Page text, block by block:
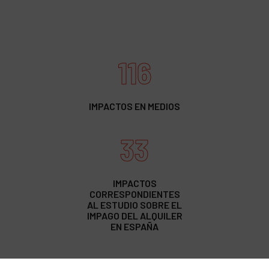
116
IMPACTOS EN MEDIOS
33
IMPACTOS
CORRESPONDIENTES
AL ESTUDIO SOBRE EL
IMPAGO DEL ALQUILER
EN ESPAÑA